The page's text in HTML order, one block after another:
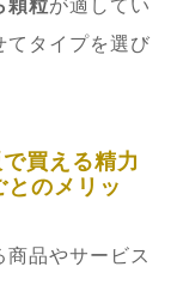
顆粒が適してい
てタイプを選び
買える精力
のメリッ
品やサービス